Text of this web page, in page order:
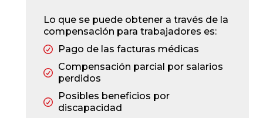
Lo que se puede obtener a través de la
compensación para trabajadores es:
Pago de las facturas médicas
Compensación parcial por salarios
perdidos
Posibles beneficios por
discapacidad